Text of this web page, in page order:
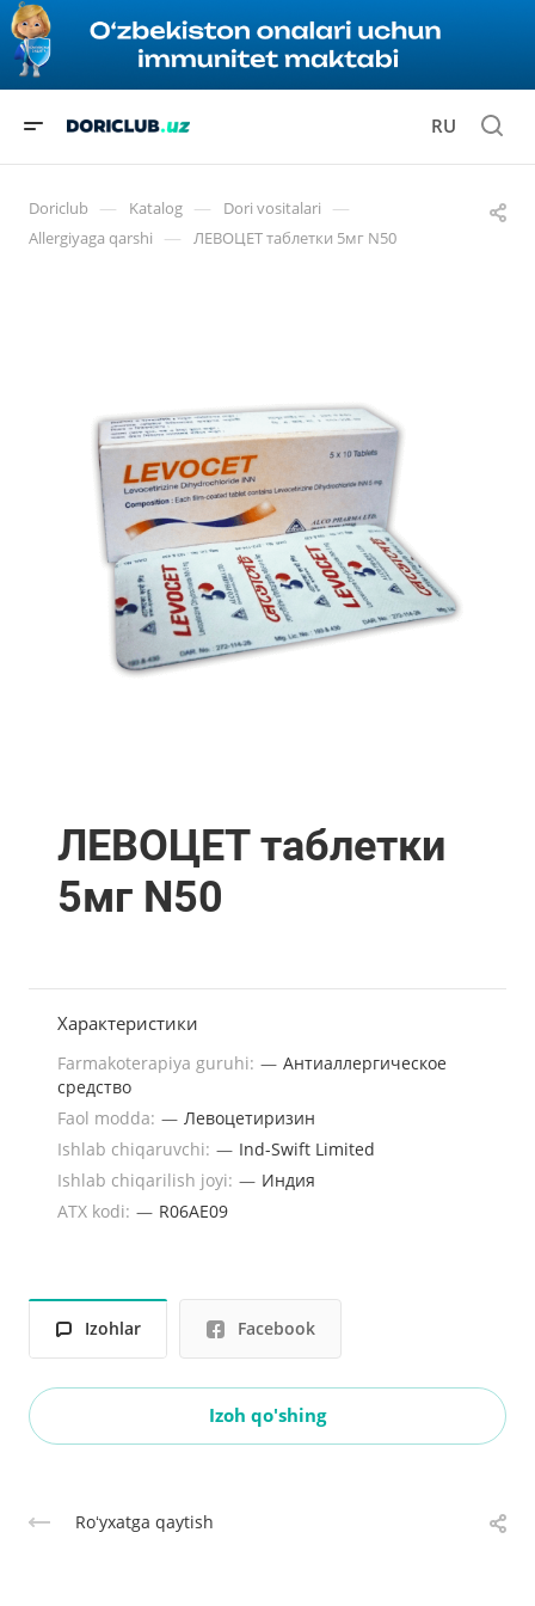
RU
Doriclub — Katalog — Dori vositalari —
Allergiyaga qarshi — ЛЕВОЦЕТ таблетки 5мг N50
ЛЕВОЦЕТ таблетки
5мг N50
Характеристики
Farmakoterapiya guruhi: — Антиаллергическое
средство
Faol modda: — Левоцетиризин
Ishlab chiqaruvchi: — Ind-Swift Limited
Ishlab chiqarilish joyi: — Индия
ATX kodi: — R06AE09
Izohlar Facebook
Izoh qo'shing
Roʻyxatga qaytish